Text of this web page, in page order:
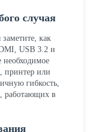
случая
как
USB 3.2 и
необходимое
принтер или
гибкость,
работающих в